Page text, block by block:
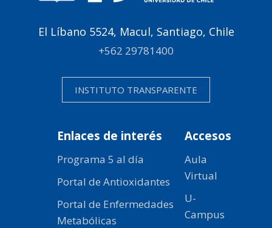
El Líbano 5524, Macul, Santiago, Chile
+562 29781400
INSTITUTO TRANSPARENTE
Enlaces de interés
Programa 5 al día
Portal de Antioxidantes
Portal de Enfermedades
Metabólicas
Accesos
Aula
Virtual
U-
Campus